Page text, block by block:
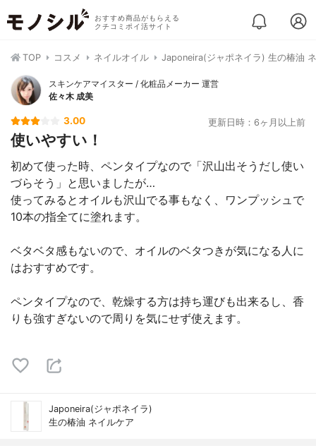
おすすめ商品がもらえる
クチコミポイ活サイト
TOP コスメ ネイルオイル Japoneira(ジャポネイラ) 生の椿油
スキンケアマイスター / 化粧品メーカー 運営
佐々木 成美
3.00 更新日時：6ヶ月以上前
使いやすい！
初めて使った時、ペンタイプなので「沢山出そうだし使い
づらそう」と思いましたが…
使ってみるとオイルも沢山でる事もなく、ワンプッシュで
10本の指全てに塗れます。
ベタベタ感もないので、オイルのベタつきが気になる人に
はおすすめです。
ペンタイプなので、乾燥する方は持ち運びも出来るし、香
りも強すぎないので周りを気にせず使えます。
Japoneira(ジャポネイラ)
生の椿油 ネイルケア